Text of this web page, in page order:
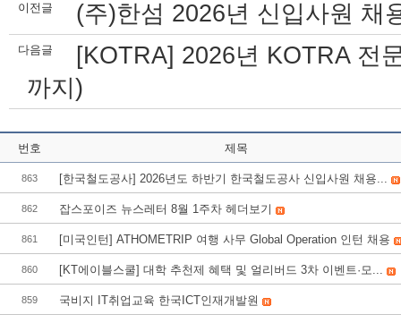
이전글 (주)한섬 2026년 신입사원 채
다음글
[KOTRA] 2026년 KOTRA 전
까지)
번호 제목
863 [한국철도공사] 2026년도 하반기 한국철도공사 신입사원 채용...
862 잡스포이즈 뉴스레터 8월 1주차 헤더보기
861 [미국인턴] ATHOMETRIP 여행 사무 Global Operation 인턴 채용
860 [KT에이블스쿨] 대학 추천제 혜택 및 얼리버드 3차 이벤트·모...
859 국비지 IT취업교육 한국ICT인재개발원